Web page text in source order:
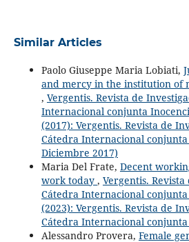
Similar Articles
Paolo Giuseppe Maria Lobiati,
and mercy in the institution of
, Vergentis. Revista de
Internacional conjunta
(2017): Vergentis. Revista de
Cátedra Internacional
Diciembre 2017)
Maria Del Frate, Decent
work today , Vergentis.
Cátedra Internacional
(2023): Vergentis. Revista de
Cátedra Internacional
Alessandro Provera, Female